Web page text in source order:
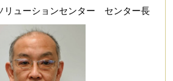
リューションセンター センター長